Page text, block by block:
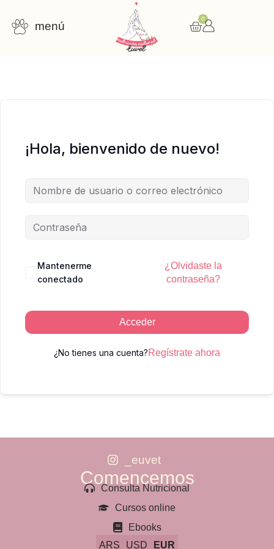
menú
0
¡Hola, bienvenido de nuevo!
Mantenerme
conectado
¿Olvidaste la
contraseña?
Acceder
¿No tienes una cuenta?Regístrate ahora
_euvet
Comencemos
Consulta Nutricional
Cursos online
Ebooks
ARS
USD EUR